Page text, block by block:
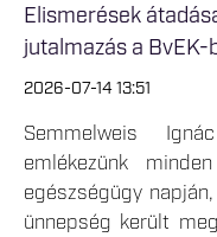
Elismerések
jutalmazás a BvEK-
2026-07-14 13:51
Semmelweis
emlékezünk
egészségügy
ünnepség került